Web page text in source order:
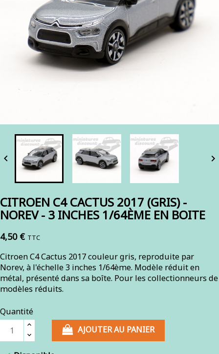
 
CITROEN C4 CACTUS 2017 (GRIS) -
NOREV - 3 INCHES 1/64ÈME EN BOITE
4,50 € TTC
Citroen C4 Cactus 2017 couleur gris, reproduite par
Norev, à l'échelle 3 inches 1/64ème. Modèle réduit en
métal, présenté dans sa boîte. Pour les collectionneurs de
modèles réduits.
Quantité
AJOUTER AU PANIER